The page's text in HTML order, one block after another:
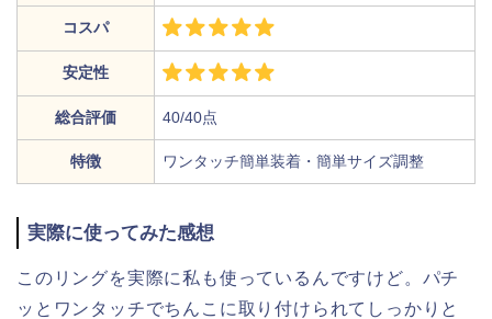
コスパ
安定性
総合評価 40/40点
特徴 ワンタッチ簡単装着・簡単サイズ調整
実際に使ってみた感想
このリングを実際に私も使っているんですけど。パチ
ッとワンタッチでちんこに取り付けられてしっかりと